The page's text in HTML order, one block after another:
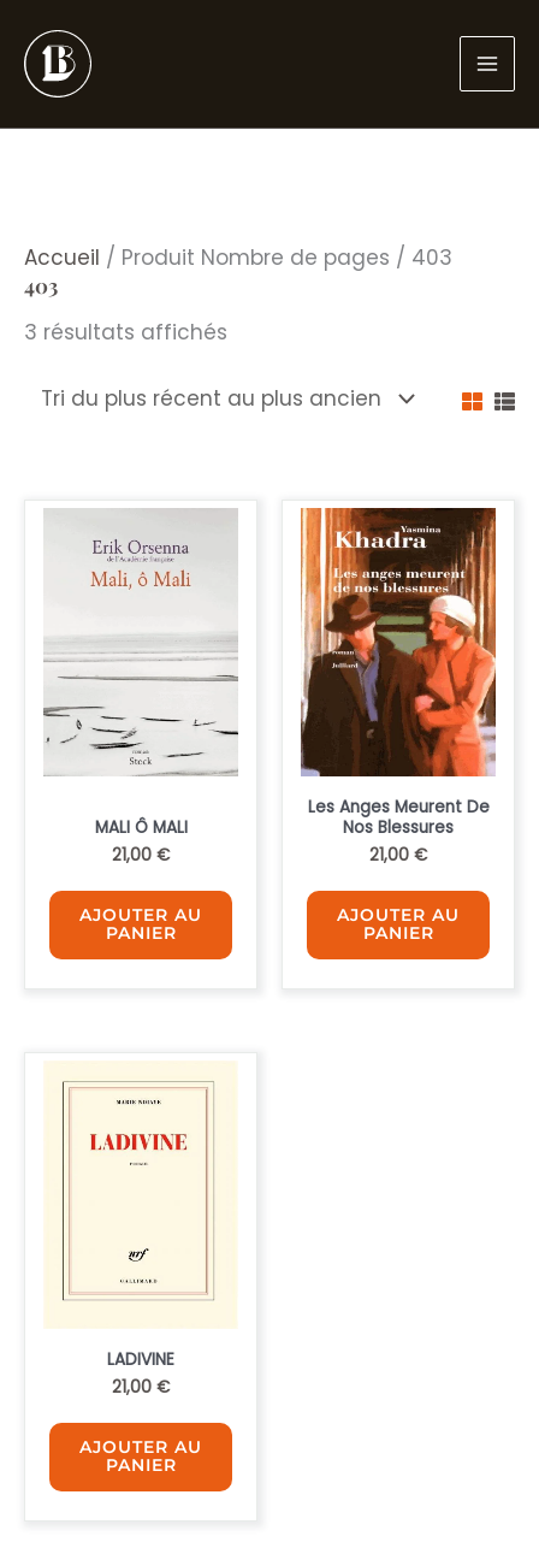
au
contenu
Accueil / Produit Nombre de pages / 403
403
3 résultats affichés
plus
MALI Ô MALI
21,00 €
AJOUTER AU
PANIER
Les Anges Meurent De
Nos Blessures
21,00 €
AJOUTER AU
PANIER
LADIVINE
21,00 €
AJOUTER AU
PANIER